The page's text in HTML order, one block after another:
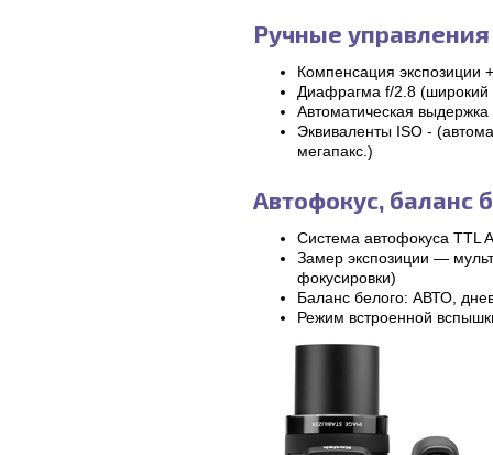
Ручные управления
Компенсация
Диафрагма f/2.8 (широкий
Автоматическая
Эквиваленты ISO -
мегапакс.)
Автофокус, баланс
Система автофокуса TTL
Замер экспозиции —
фокусировки)
Баланс белого: АВТО,
Режим встроенной